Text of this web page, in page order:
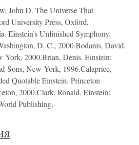
John D. The Universe That
University Press, Oxford,
Einstein’s Unfinished Symphony.
D. C., 2000.Bodanis, David.
York, 2000.Brian, Denis. Einstein:
Sons, New York, 1996.Calaprice,
Quotable Einstein. Princeton
2000.Clark, Ronald. Einstein:
Publishing,